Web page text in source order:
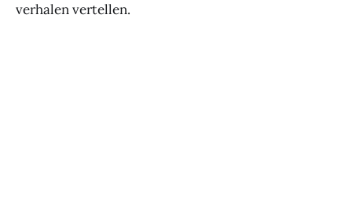
verhalen vertellen.